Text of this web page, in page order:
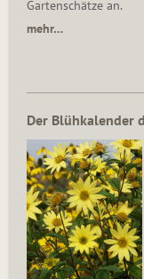
Gartenschätze an.
mehr…
Der Blühkalender